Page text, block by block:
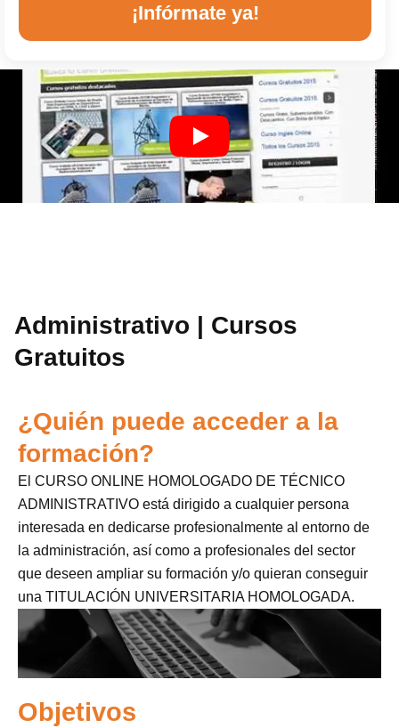
¡Infórmate ya!
Administrativo | Cursos
Gratuitos
¿Quién puede acceder a la
formación?
El CURSO ONLINE HOMOLOGADO DE TÉCNICO
ADMINISTRATIVO está dirigido a cualquier persona
interesada en dedicarse profesionalmente al entorno de
la administración, así como a profesionales del sector
que deseen ampliar su formación y/o quieran conseguir
una TITULACIÓN UNIVERSITARIA HOMOLOGADA.
Objetivos